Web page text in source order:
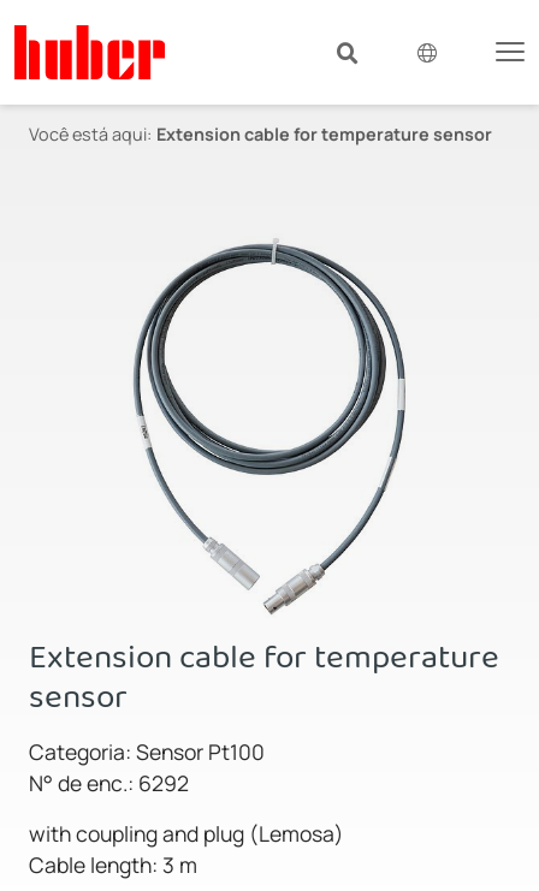
Você está aqui: Extension cable for temperature sensor
Extension cable for temperature
sensor
Categoria: Sensor Pt100
N° de enc.: 6292
with coupling and plug (Lemosa)
Cable length: 3 m